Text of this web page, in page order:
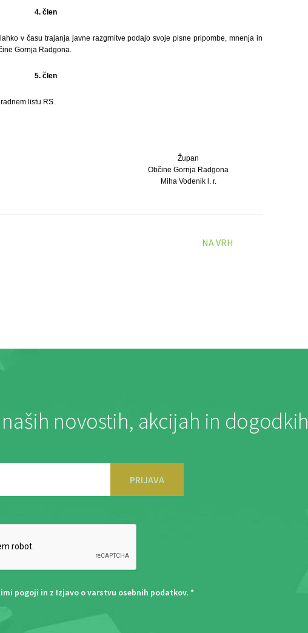
4. člen
v času trajanja javne razgrnitve podajo svoje pisne pripombe, mnenja in
Gornja Radgona.
5. člen
listu RS.
Župan
Občine Gornja Radgona
Miha Vodenik l. r.
NA VRH
naših novostih, akcijah in dogodkih
PRIJAVA
pogoji in z Izjavo o varstvu osebnih podatkov. *